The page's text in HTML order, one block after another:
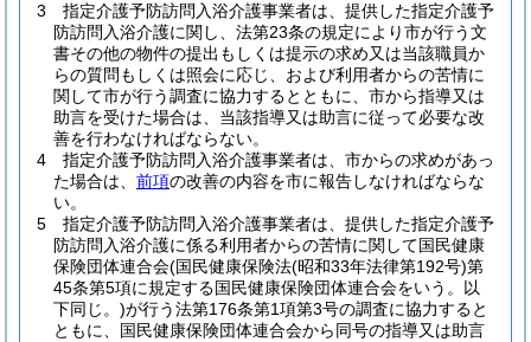
3
指定介護予防訪問入浴介護事業者は、提供した指定介護予
防訪問入浴介護に関し、法第23条の規定により市が行う文
書その他の物件の提出もしくは提示の求め又は当該職員か
らの質問もしくは照会に応じ、および利用者からの苦情に
関して市が行う調査に協力するとともに、市から指導又は
助言を受けた場合は、当該指導又は助言に従って必要な改
善を行わなければならない。
4
指定介護予防訪問入浴介護事業者は、市からの求めがあっ
た場合は、 前項の改善の内容を市に報告しなければならな
い。
5
指定介護予防訪問入浴介護事業者は、提供した指定介護予
防訪問入浴介護に係る利用者からの苦情に関して国民健康
保険団体連合会(国民健康保険法(昭和33年法律第192号)第
45条第5項に規定する国民健康保険団体連合会をいう。以
下同じ。)が行う法第176条第1項第3号の調査に協力すると
ともに、国民健康保険団体連合会から同号の指導又は助言